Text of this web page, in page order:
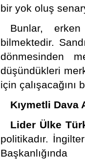
bir yok oluş
Bunlar,
bilmektedir.
dönmesinden
düşündükleri
için çalışacağını
Kıymetli Dava
Lider Ülke
politikadır.